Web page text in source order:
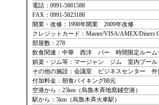
電話：0991-5881588
FAX：0991-5823188
開業・改修：1998年開業 2009年改修
クレジットカード：Master/VISA/AMEX/Diners
部屋数：278
飲食関連：中華 西洋 バー 時間限定ルーム
娯楽・ジム等：マージャン ジム 室内プー
その他の施設：会議室 ビジネスセンター
付加料金：朝食バイキング88元
空港から：25km（烏魯木斉地窩鋪空港）
駅から：5km（烏魯木斉火車駅）